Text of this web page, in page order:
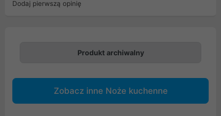
Dodaj pierwszą opinię
Produkt archiwalny
Zobacz inne Noże kuchenne